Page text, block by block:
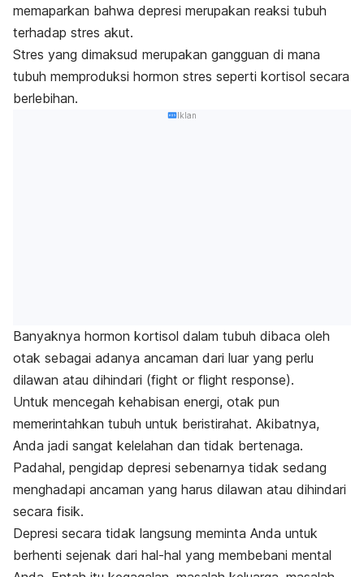
memaparkan bahwa depresi merupakan reaksi tubuh
terhadap stres akut.
Stres yang dimaksud merupakan gangguan di mana
tubuh memproduksi hormon stres seperti kortisol secara
berlebihan.
Iklan
Banyaknya hormon kortisol dalam tubuh dibaca oleh
otak sebagai adanya ancaman dari luar yang perlu
dilawan atau dihindari (fight or flight response).
Untuk mencegah kehabisan energi, otak pun
memerintahkan tubuh untuk beristirahat. Akibatnya,
Anda jadi sangat kelelahan dan tidak bertenaga.
Padahal, pengidap depresi sebenarnya tidak sedang
menghadapi ancaman yang harus dilawan atau dihindari
secara fisik.
Depresi secara tidak langsung meminta Anda untuk
berhenti sejenak dari hal-hal yang membebani mental